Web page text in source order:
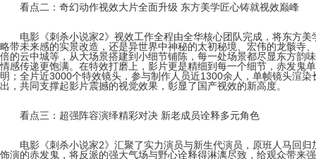
看点二：奇幻动作视效大片全面升级 东方美学匠心铸就视效巅峰
电影《刺杀小说家2》视效工作全程由全华核心团队完成，将东方美
略带未来感的实景改造，还是异世界中神秘的太初秘境、宏伟的龙骸寺
倍的云中城等，从大场景搭建到小细节铺陈，每一处场景都尽显东方韵
情感传递更饱满。在特效打磨上，影片更是精细到每一个细节，赤发鬼
明；全片近3000个特效镜头，参与制作人员近1300余人，单帧镜头渲
出，共同支撑起影片震撼的视觉效果，彰显了国产视效的新高度。
看点三：超强阵容演绎精彩对决 新老成员诠释多元角色
电影《刺杀小说家2》汇聚了实力演员与新生代演员，原班人马回归
饰演的赤发鬼，将反派的强大气场与野心诠释得淋漓尽致，给观众带来